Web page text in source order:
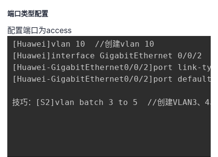
端口类型配置
配置端口为access
[Huawei]vlan 10  //创建vlan 10
[Huawei]interface GigabitEthernet 0/0/2  //
[Huawei-GigabitEthernet0/0/2]port link-type
[Huawei-GigabitEthernet0/0/2]port default
技巧：[S2]vlan batch 3 to 5  //创建VLAN3、4